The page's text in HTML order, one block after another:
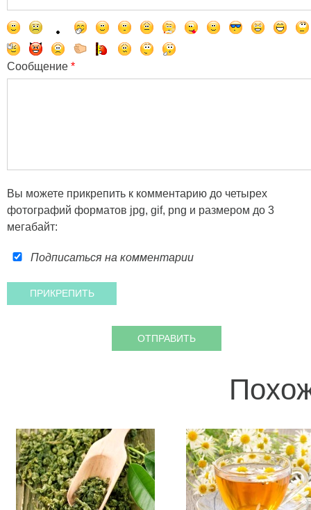
Сообщение *
Вы можете прикрепить к комментарию до четырех
фотографий форматов jpg, gif, png и размером до 3
мегабайт:
Подписаться на комментарии